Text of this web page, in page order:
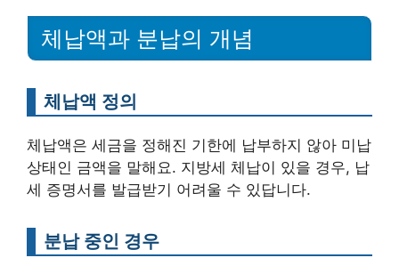
체납액과 분납의 개념
체납액 정의
체납액은 세금을 정해진 기한에 납부하지 않아 미납
상태인 금액을 말해요. 지방세 체납이 있을 경우, 납
세 증명서를 발급받기 어려울 수 있답니다.
분납 중인 경우